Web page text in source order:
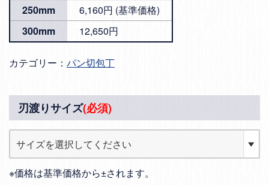
250mm
6,160円 (基準価格)
300mm
12,650円
カテゴリー： パン切包丁
刃渡りサイズ(必須)
※価格は基準価格から±されます。